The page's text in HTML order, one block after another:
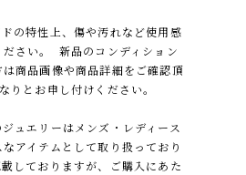
の特性上、傷や汚れなど使用感
さい。 新品のコンディション
商品画像や商品詳細をご確認頂
りとお申し付けください。
ュエリーはメンズ・レディース
アイテムとして取り扱っており
しておりますが、ご購入にあた